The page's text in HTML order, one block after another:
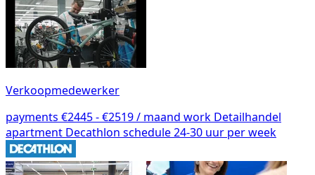
Verkoopmedewerker
payments €2445 - €2519 / maand work Detailhandel
apartment Decathlon schedule24-30 uur per week